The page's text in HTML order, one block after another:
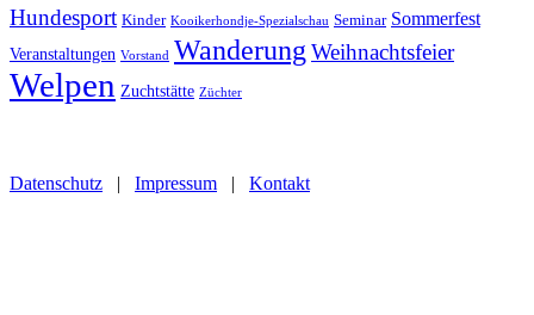
Hundesport Kinder Kooikerhondje-Spezialschau Seminar Sommerfest
Veranstaltungen Vorstand Wanderung Weihnachtsfeier
Welpen Zuchtstätte Züchter
Datenschutz | Impressum | Kontakt